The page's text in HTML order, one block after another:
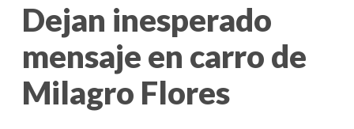
Dejan inesperado
mensaje en carro de
Milagro Flores